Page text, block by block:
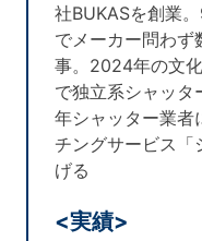
社BUKASを創業
でメーカー問わず
事。2024年の文
で独立系シャッ
年シャッター業者
チングサービス「
げる
<実績>